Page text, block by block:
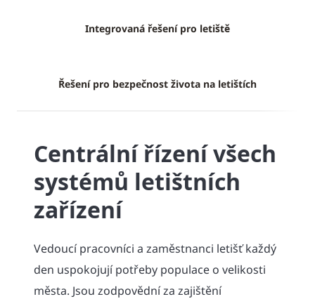
Integrovaná řešení pro letiště
Řešení pro bezpečnost života na letištích
Centrální řízení všech
systémů letištních
zařízení
Vedoucí pracovníci a zaměstnanci letišť každý
den uspokojují potřeby populace o velikosti
města. Jsou zodpovědní za zajištění